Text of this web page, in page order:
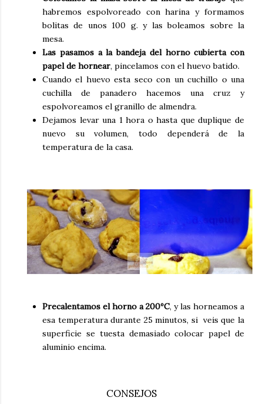
habremos espolvoreado con harina y formamos
bolitas de unos 100 g. y las boleamos sobre la
mesa.
Las pasamos a la bandeja del horno cubierta con
papel de hornear, pincelamos con el huevo batido.
Cuando el huevo esta seco con un cuchillo o una
cuchilla de panadero hacemos una cruz y
espolvoreamos el granillo de almendra.
Dejamos levar una 1 hora o hasta que duplique de
nuevo su volumen, todo dependerá de la
temperatura de la casa.
Precalentamos el horno a 200ºC, y las horneamos a
esa temperatura durante 25 minutos, si veis que la
superficie se tuesta demasiado colocar papel de
aluminio encima.
CONSEJOS